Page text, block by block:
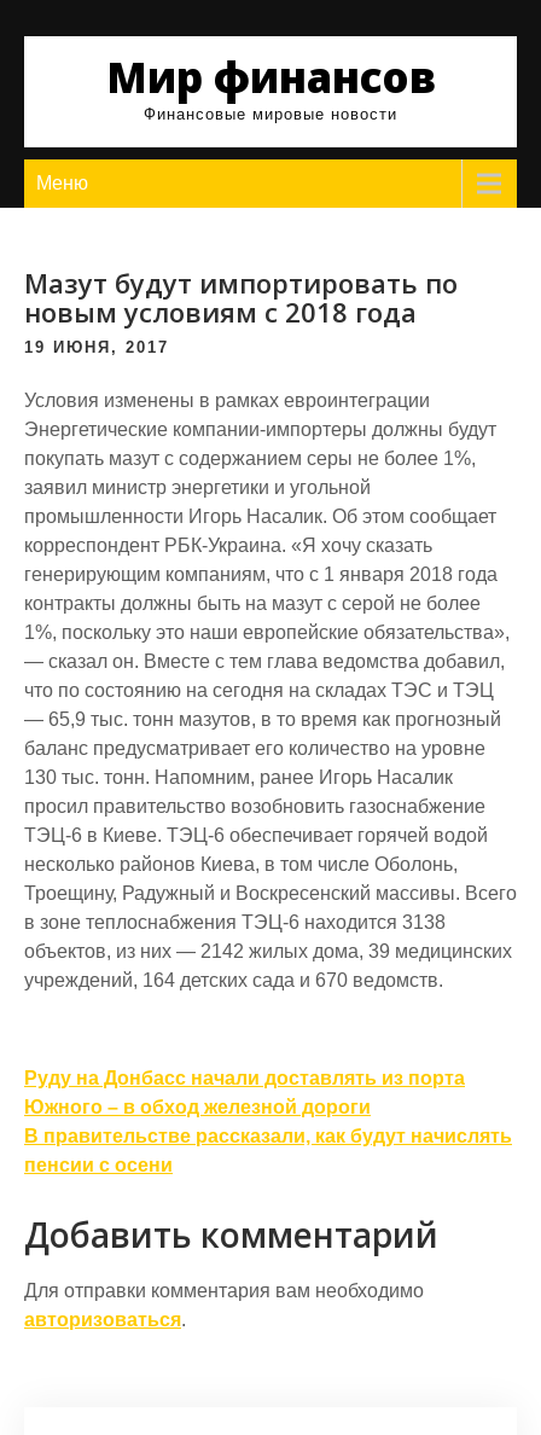
Мир финансов
Финансовые мировые новости
Меню
Мазут будут импортировать по
новым условиям с 2018 года
19 ИЮНЯ, 2017
Условия изменены в рамках евроинтеграции
Энергетические компании-импортеры должны будут
покупать мазут с содержанием серы не более 1%,
заявил министр энергетики и угольной
промышленности Игорь Насалик. Об этом сообщает
корреспондент РБК-Украина. «Я хочу сказать
генерирующим компаниям, что с 1 января 2018 года
контракты должны быть на мазут с серой не более
1%, поскольку это наши европейские обязательства»,
— сказал он. Вместе с тем глава ведомства добавил,
что по состоянию на сегодня на складах ТЭС и ТЭЦ
— 65,9 тыс. тонн мазутов, в то время как прогнозный
баланс предусматривает его количество на уровне
130 тыс. тонн. Напомним, ранее Игорь Насалик
просил правительство возобновить газоснабжение
ТЭЦ-6 в Киеве. ТЭЦ-6 обеспечивает горячей водой
несколько районов Киева, в том числе Оболонь,
Троещину, Радужный и Воскресенский массивы. Всего
в зоне теплоснабжения ТЭЦ-6 находится 3138
объектов, из них — 2142 жилых дома, 39 медицинских
учреждений, 164 детских сада и 670 ведомств.
Навигация
по
записям
Руду на Донбасс начали доставлять из порта
Южного – в обход железной дороги
В правительстве рассказали, как будут начислять
пенсии с осени
Добавить комментарий
Для отправки комментария вам необходимо
авторизоваться.